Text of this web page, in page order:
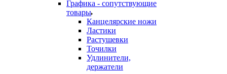
Графика - сопутствующие
товары
Канцелярские ножи
Ластики
Растушевки
Точилки
Удлинители,
держатели